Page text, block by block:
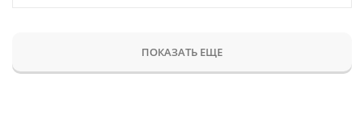
ПОКАЗАТЬ ЕЩЕ